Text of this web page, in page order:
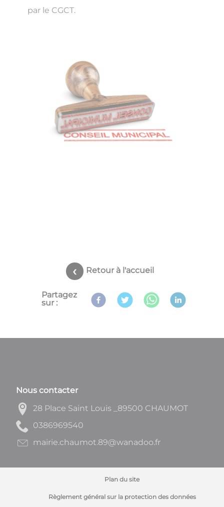
par le CGCT.
Retour à l'accueil
Partagez
sur :
Nous contacter
28 Place Saint Louis _89500 CHAUMOT
0459696830
rf.oodanaw@98.tomuahc.eiriam
Plan du site
Règlement général sur la protection des données